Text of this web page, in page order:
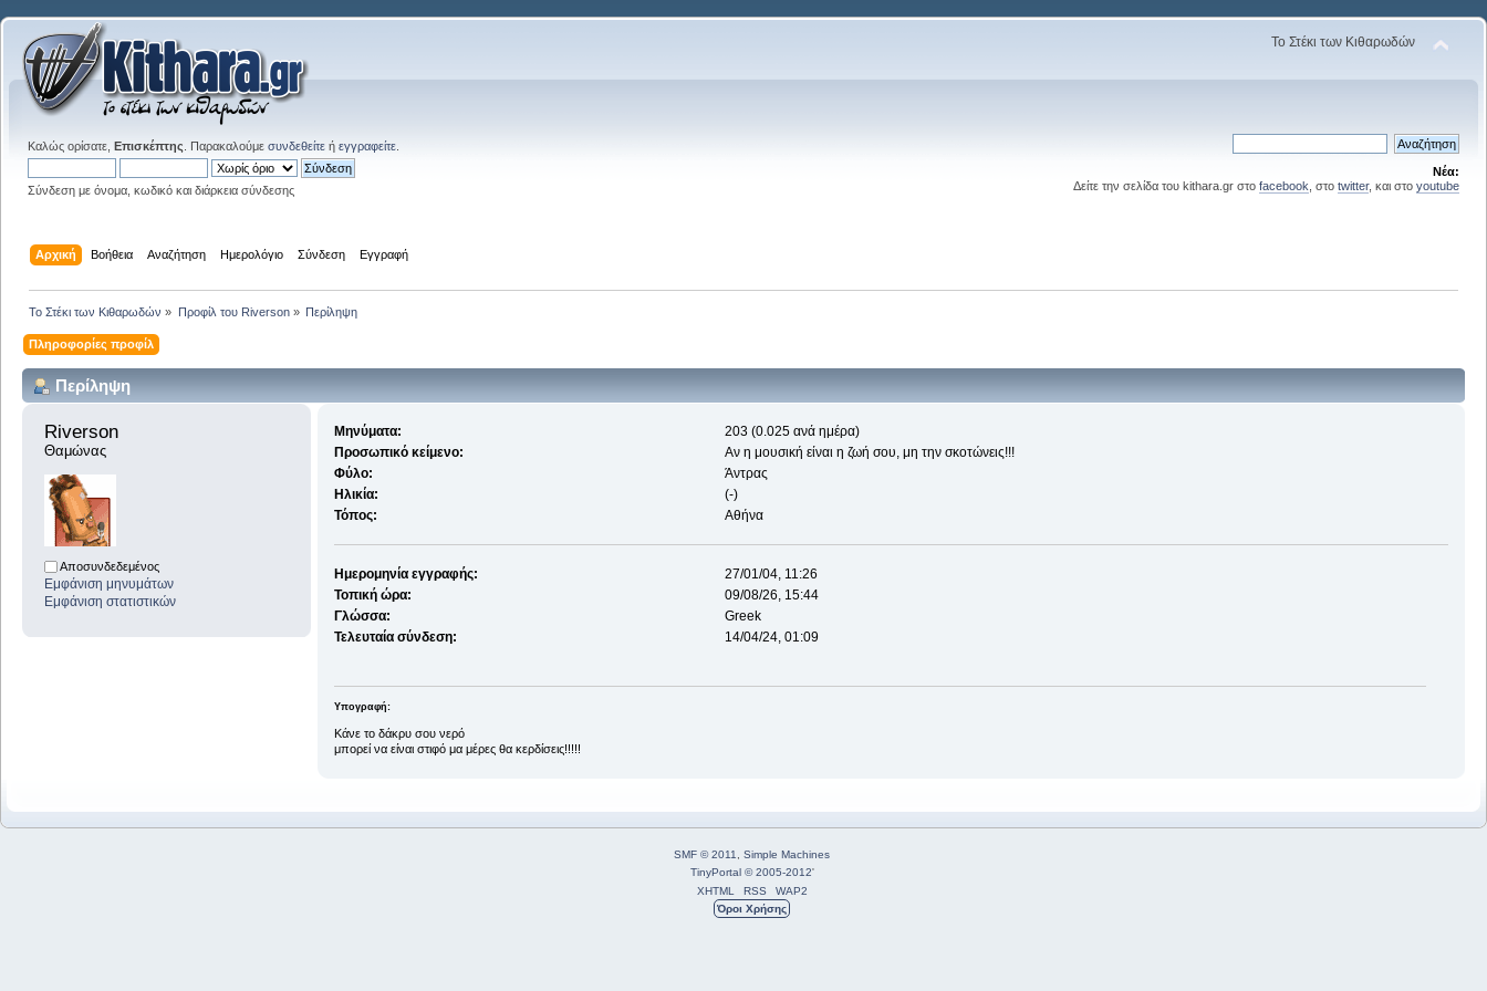
Το Στέκι των Κιθαρωδών
Καλώς ορίσατε, Επισκέπτης . Παρακαλούμε συνδεθείτε ή εγγραφείτε
Σύνδεση με όνομα, κωδικό και διάρκεια σύνδεσης
Νέα:
Δείτε την σελίδα του kithara.gr στο facebook , στο twitter, και στο youtube
Αρχική Βοήθεια Αναζήτηση Ημερολόγιο Σύνδεση Εγγραφή
Το Στέκι των Κιθαρωδών » Προφίλ του Riverson» Περίληψη
Πληροφορίες προφίλ
Περίληψη
Riverson
Θαμώνας
Αποσυνδεδεμένος
Εμφάνιση μηνυμάτων
Εμφάνιση στατιστικών
Μηνύματα:
203 (0.025 ανά ημέρα)
Προσωπικό κείμενο:
Αν η μουσική είναι η ζωή σου, μη την σκοτώνεις!!!
Φύλο:
Άντρας
Ηλικία:
(-)
Τόπος:
Αθήνα
Ημερομηνία εγγραφής:
27/01/04, 11:26
Τοπική ώρα:
09/08/26, 15:44
Γλώσσα:
Greek
Τελευταία σύνδεση:
14/04/24, 01:09
Υπογραφή:
Κάνε το δάκρυ σου νερό
μπορεί να είναι στιφό μα μέρες θα κερδίσεις!!!!!
SMF © 2011
Simple Machines
TinyPortal © 2005-2012'
XHTML
RSS
WAP2
Όροι Χρήσης